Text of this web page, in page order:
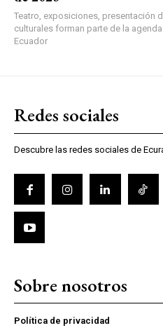
Teatro, exposiciones, presentación
culturales forman parte de la
Ecuador
Redes sociales
Descubre las redes sociales de
Sobre nosotros
Política de privacidad